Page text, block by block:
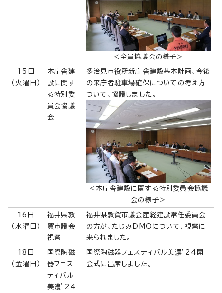
＜全員協議会の様子＞
15日
（火曜日）
本庁舎建
設に関す
る特別委
員会協議
会
多治見市役所新庁舎建設基本計画、今後
の来庁者駐車場確保についての考え方
ついて、協議しました。
＜本庁舎建設に関する特別委員会協議
会の様子＞
16日
（水曜日）
福井県敦
賀市議会
視察
福井県敦賀市議会産経建設常任委員会
の方が、たじみDMOについて、視察に
来られました。
18日
（金曜日）
国際陶磁
器フェス
ティバル
美濃’24
国際陶磁器フェスティバル美濃’24開
会式に出席しました。